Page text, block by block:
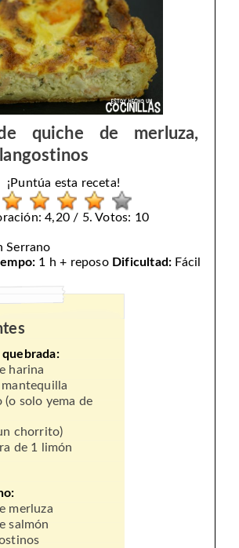
quiche de merluza,
¡Puntúa esta receta!
4,20 / 5. Votos: 10
Serrano
1 h + reposo Dificultad: Fácil
quebrada:
harina
(o solo yema de
chorrito)
de 1 limón
merluza
salmón